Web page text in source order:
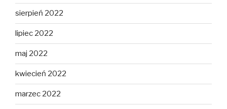
sierpień 2022
lipiec 2022
maj 2022
kwiecień 2022
marzec 2022